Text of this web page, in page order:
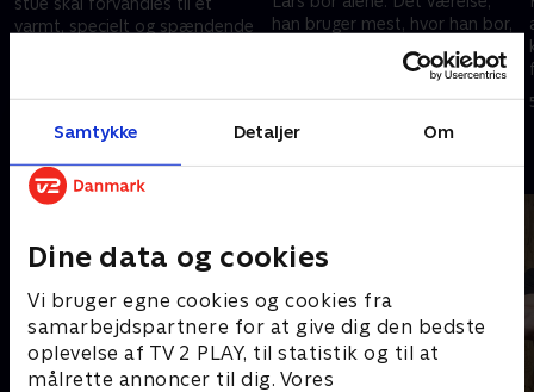
Samtykke Detaljer Om
Dine data og cookies
Vi bruger egne cookies og cookies fra
samarbejdspartnere for at give dig den bedste
oplevelse af TV 2 PLAY, til statistik og til at
målrette annoncer til dig. Vores
varmt, specielt og spændende
han bruger mest, hvor han bor,
sin hobby, ser tv og har også
og ryddet op. Kjersti og
5. februar 2018 • 44 min
Andre så også